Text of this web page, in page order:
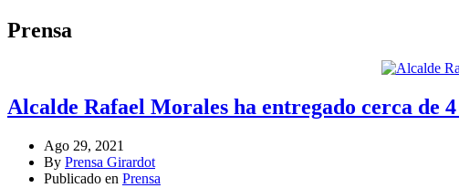
Prensa
Alcalde Rafael Morales ha entregado cerca de
Ago 29, 2021
By Prensa Girardot
Publicado en Prensa